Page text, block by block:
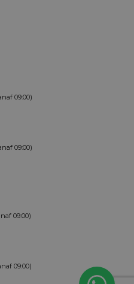
09:00)
09:00)
09:00)
09:00)